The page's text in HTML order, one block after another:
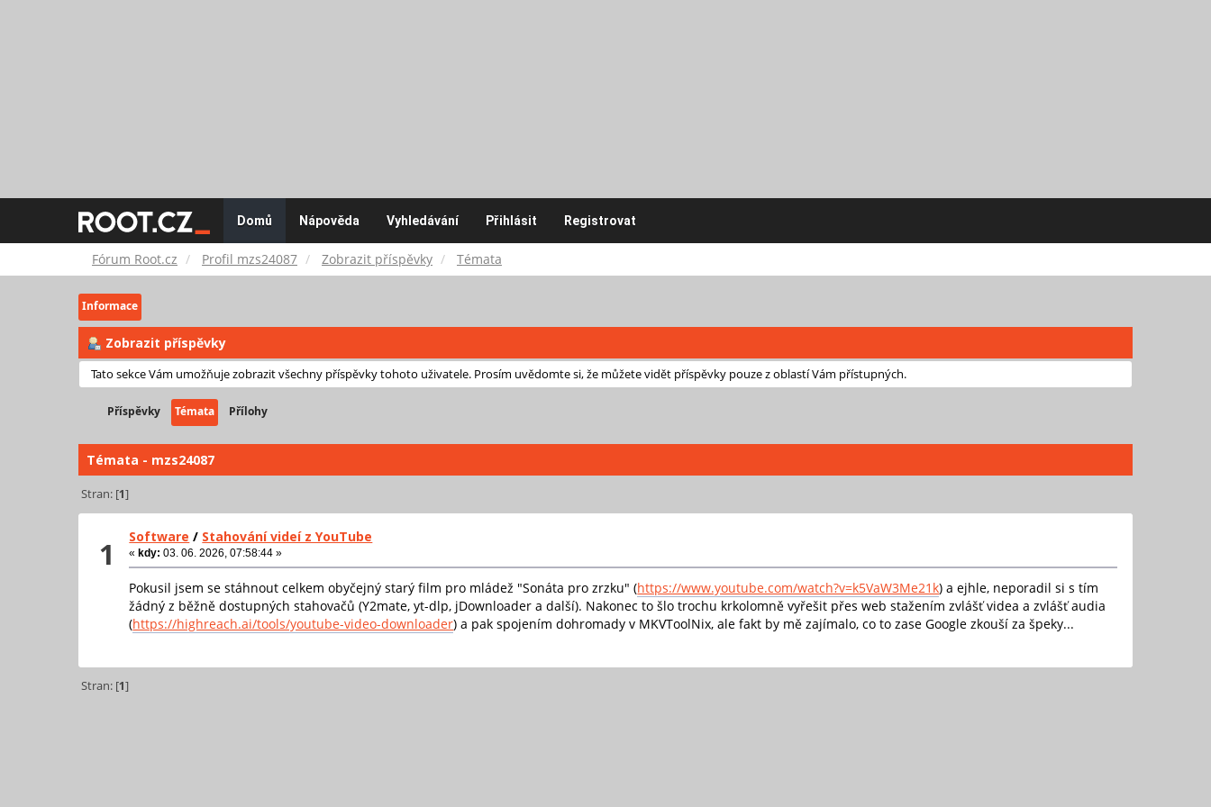
Fórum
Root.cz
Domů Nápověda Vyhledávání Přihlásit Registrovat
Fórum Root.cz Profil mzs24087 Zobrazit příspěvky Témata
Informace
Zobrazit příspěvky
Tato sekce Vám umožňuje zobrazit všechny příspěvky tohoto uživatele. Prosím uvědomte si, že můžete vidět příspěvky pouze z oblastí Vám přístupných.
Příspěvky Témata Přílohy
Témata - mzs24087
Stran: [1]
1 Software / Stahování videí z YouTube
«kdy: 03. 06. 2026, 07:58:44 »
Pokusil jsem se stáhnout celkem obyčejný starý film pro mládež "Sonáta pro zrzku" (https://www.youtube.com/watch?v=k5VaW3Me21k) a ejhle, neporadil si s tím
žádný z běžně dostupných stahovačů (Y2mate, yt-dlp, jDownloader a další). Nakonec to šlo trochu krkolomně vyřešit přes web stažením zvlášť videa a zvlášť audia
(https://highreach.ai/tools/youtube-video-downloader) a pak spojením dohromady v MKVToolNix, ale fakt by mě zajímalo, co to zase Google zkouší za špeky...
Stran: [1]